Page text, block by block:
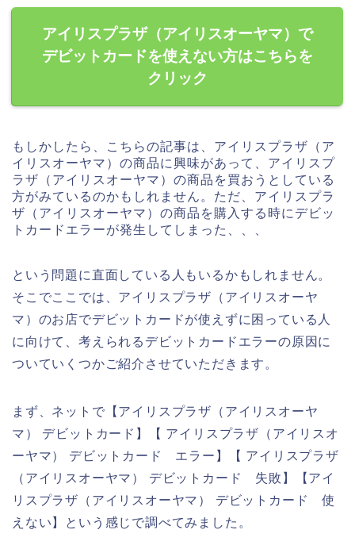
アイリスプラザ（アイリスオーヤマ）で
デビットカードを使えない方はこちらを
クリック
もしかしたら、こちらの記事は、アイリスプラザ（ア
イリスオーヤマ）の商品に興味があって、アイリスプ
ラザ（アイリスオーヤマ）の商品を買おうとしている
方がみているのかもしれません。ただ、アイリスプラ
ザ（アイリスオーヤマ）の商品を購入する時にデビッ
トカードエラーが発生してしまった、、、
という問題に直面している人もいるかもしれません。
そこでここでは、アイリスプラザ（アイリスオーヤ
マ）のお店でデビットカードが使えずに困っている人
に向けて、考えられるデビットカードエラーの原因に
ついていくつかご紹介させていただきます。
まず、ネットで【アイリスプラザ（アイリスオーヤ
マ） デビットカード】【 アイリスプラザ（アイリスオ
ーヤマ） デビットカード エラー】【 アイリスプラザ
（アイリスオーヤマ） デビットカード 失敗】【アイ
リスプラザ（アイリスオーヤマ） デビットカード 使
えない】という感じで調べてみました。